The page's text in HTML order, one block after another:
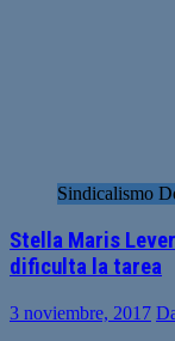
Sindicalismo
Stella Maris
dificulta la tarea
3 noviembre, 2017